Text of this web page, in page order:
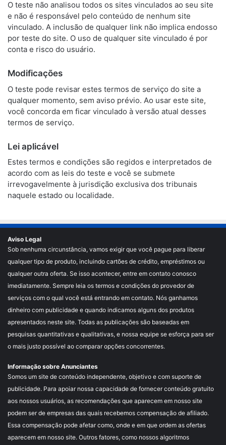
O teste não analisou todos os sites vinculados ao seu site
e não é responsável pelo conteúdo de nenhum site
vinculado. A inclusão de qualquer link não implica endosso
por teste do site. O uso de qualquer site vinculado é por
conta e risco do usuário.
Modificações
O teste pode revisar estes termos de serviço do site a
qualquer momento, sem aviso prévio. Ao usar este site,
você concorda em ficar vinculado à versão atual desses
termos de serviço.
Lei aplicável
Estes termos e condições são regidos e interpretados de
acordo com as leis do teste e você se submete
irrevogavelmente à jurisdição exclusiva dos tribunais
naquele estado ou localidade.
Aviso Legal
Sob nenhuma circunstância, vamos exigir que você pague para liberar
qualquer tipo de produto, incluindo cartões de crédito, empréstimos ou
qualquer outra oferta. Se isso acontecer, entre em contato conosco
imediatamente. Sempre leia os termos e condições do provedor de
serviços com o qual você está entrando em contato. Nós ganhamos
dinheiro com publicidade e quando indicamos alguns dos produtos
apresentados neste site. Todas as publicações são baseadas em
pesquisas quantitativas e qualitativas, e nossa equipe se esforça para ser
o mais justo possível ao comparar opções concorrentes.
Informação sobre Anunciantes
Somos um site de conteúdo independente, objetivo e com suporte de
publicidade. Para apoiar nossa capacidade de fornecer conteúdo gratuito
aos nossos usuários, as recomendações que aparecem em nosso site
podem ser de empresas das quais recebemos compensação de afiliado.
Essa compensação pode afetar como, onde e em que ordem as ofertas
aparecem em nosso site. Outros fatores, como nossos algoritmos